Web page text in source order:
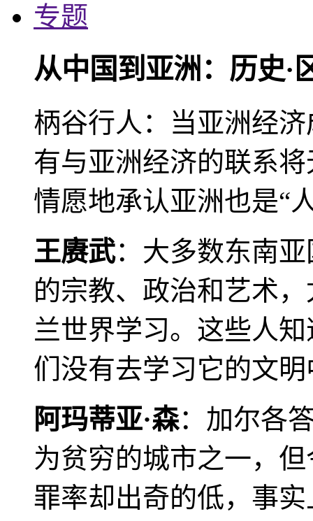
专题
从中国到亚洲：历史·
柄谷行人：当亚洲经
有与亚洲经济的联系
情愿地承认亚洲也是“
王赓武：大多数东南
的宗教、政治和艺术
兰世界学习。这些人
们没有去学习它的文
阿玛蒂亚·森：加尔各
为贫穷的城市之一，
罪率却出奇的低，事